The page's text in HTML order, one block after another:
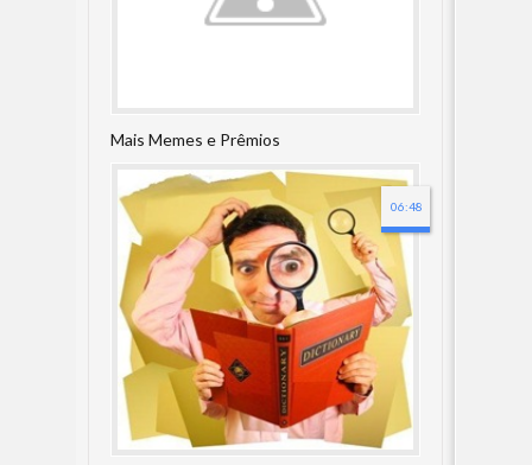
Mais Memes e Prêmios
06:48